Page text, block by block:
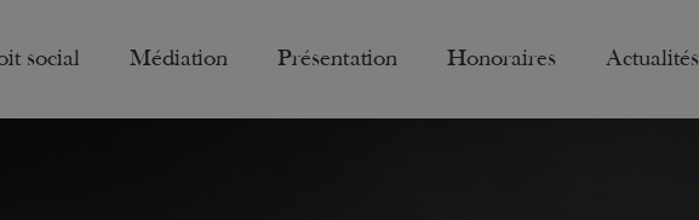
social Médiation Présentation Honoraires Actualités